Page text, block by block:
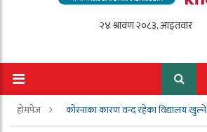
होमपेज कोरनाका कारण वन्द रहेका विद्यालय खुल्ने